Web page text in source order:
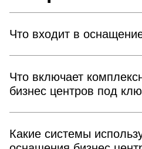
Что входит в
Что включает
бизнес центров под
Какие системы